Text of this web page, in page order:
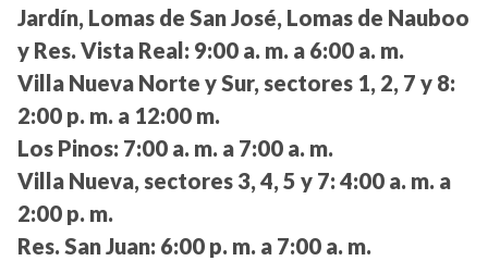
Jardín, Lomas de San José, Lomas de Nauboo
y Res. Vista Real: 9:00 a. m. a 6:00 a. m.
Villa Nueva Norte y Sur, sectores 1, 2, 7 y 8:
2:00 p. m. a 12:00 m.
Los Pinos: 7:00 a. m. a 7:00 a. m.
Villa Nueva, sectores 3, 4, 5 y 7: 4:00 a. m. a
2:00 p. m.
Res. San Juan: 6:00 p. m. a 7:00 a. m.